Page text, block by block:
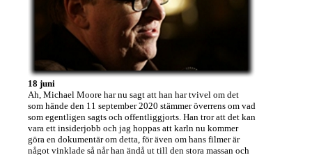
18 juni
Ah, Michael Moore har nu sagt att han har tvivel om det
som hände den 11 september 2020 stämmer överrens om vad
som egentligen sagts och offentliggjorts. Han tror att det kan
vara ett insiderjobb och jag hoppas att karln nu kommer
göra en dokumentär om detta, för även om hans filmer är
något vinklade så når han ändå ut till den stora massan och